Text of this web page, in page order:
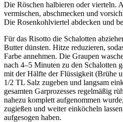
Die Röschen halbieren oder vierteln.
vermischen, abschmecken und
Die Rosenkohlviertel abdecken und
Für das Risotto die Schalotten
Butter dünsten. Hitze reduzieren,
Farbe annehmen. Die Graupen
nach 4–5 Minuten zu den Schalotten
mit der Hälfte der Flüssigkeit (Brühe
1/2 TL Salz zugeben und langsam
gesamten Garprozesses regelmäßig
nahezu komplett aufgenommen
zugießen und weiter einköcheln
aufgesogen haben.